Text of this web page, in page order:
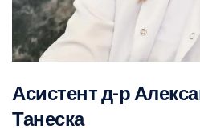
Асистент д-р
Танеска